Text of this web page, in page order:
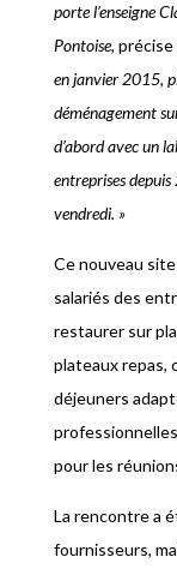
porte l’enseigne
Pontoise, précise
en janvier 2015,
déménagement
d’abord avec un
entreprises
vendredi. »
Ce nouveau
salariés des
restaurer sur
plateaux repas,
déjeuners
pour les
La rencontre a
fournisseurs,